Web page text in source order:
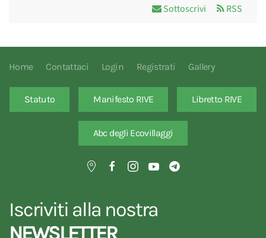
Sottoscrivi RSS
Home Contattaci Login Registrati Gallery
Statuto Manifesto RIVE Libretto RIVE
Abc degli Ecovillaggi
Iscriviti alla nostra
NEWSLETTER